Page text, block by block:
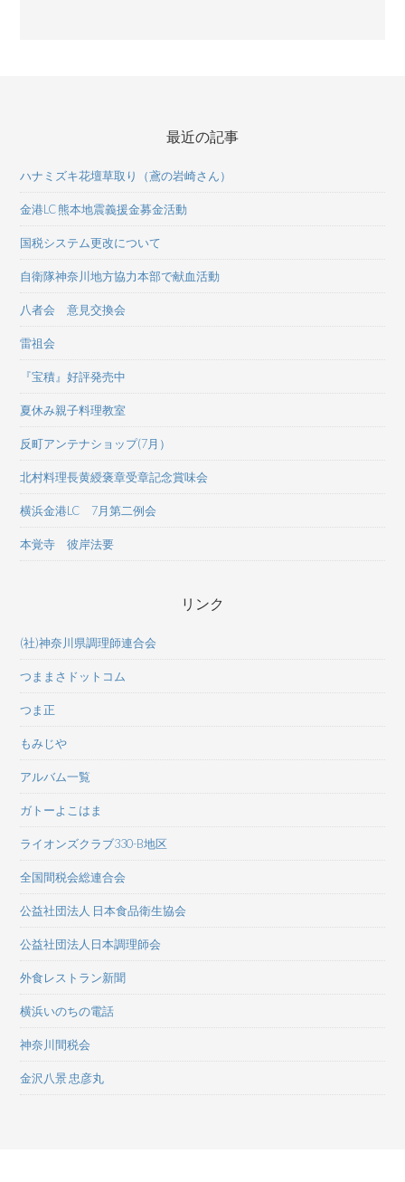
最近の記事
ハナミズキ花壇草取り（鳶の岩崎さん）
金港LC 熊本地震義援金募金活動
国税システム更改について
自衛隊神奈川地方協力本部で献血活動
八者会 意見交換会
雷祖会
『宝積』好評発売中
夏休み親子料理教室
反町アンテナショップ(7月）
北村料理長黄綬褒章受章記念賞味会
横浜金港LC 7月第二例会
本覚寺 彼岸法要
リンク
(社)神奈川県調理師連合会
つままさドットコム
つま正
もみじや
アルバム一覧
ガトーよこはま
ライオンズクラブ330-B地区
全国間税会総連合会
公益社団法人 日本食品衛生協会
公益社団法人日本調理師会
外食レストラン新聞
横浜いのちの電話
神奈川間税会
金沢八景 忠彦丸